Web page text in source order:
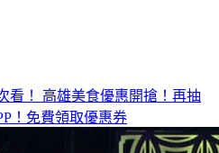
看！ 高雄美食優惠開搶！再抽
！免費領取優惠券